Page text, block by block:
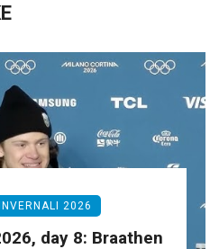
2026
day 8: Braathen